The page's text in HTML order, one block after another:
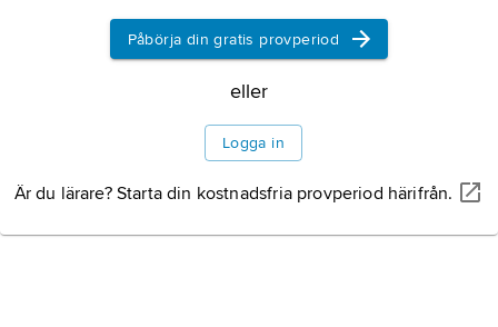
Påbörja din gratis provperiod
eller
Logga in
Är du lärare? Starta din kostnadsfria provperiod härifrån.